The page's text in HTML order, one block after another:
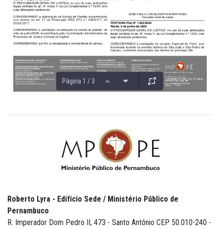
Página 1 / 3
Roberto Lyra - Edifício Sede / Ministério Público de
Pernambuco
R. Imperador Dom Pedro II, 473 - Santo Antônio CEP 50.010-240 -